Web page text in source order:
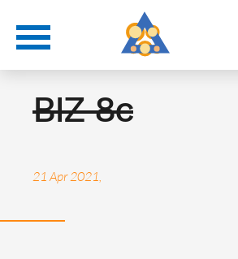
Berufsorientierung
BIZ 8c
21 Apr 2021,